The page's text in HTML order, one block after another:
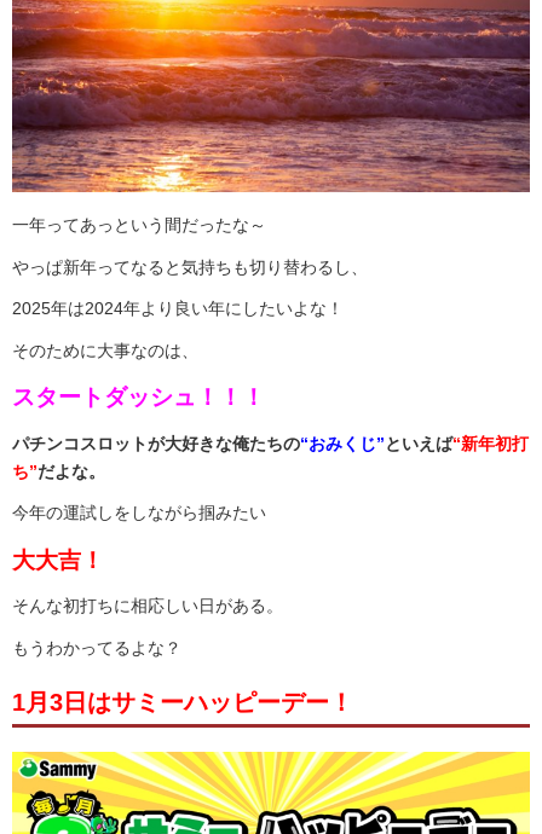
一年ってあっという間だったな～
やっぱ新年ってなると気持ちも切り替わるし、
2025年は2024年より良い年にしたいよな！
そのために大事なのは、
スタートダッシュ！！！
パチンコスロットが大好きな俺たちの“おみくじ”といえば“新年初打
ち”だよな。
今年の運試しをしながら掴みたい
大大吉！
そんな初打ちに相応しい日がある。
もうわかってるよな？
1月3日はサミーハッピーデー！